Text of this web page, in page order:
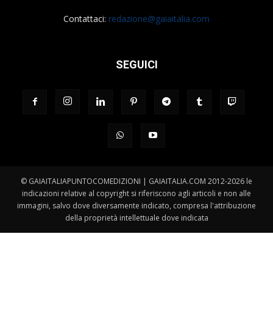
Contattaci: redazione@gaiaitalia.com
SEGUICI
© GAIAITALIAPUNTOCOMEDIZIONI | GAIAITALIA.COM 2012-2026 le
indicazioni relative al copyright si riferiscono agli articoli e non alle
immagini, salvo dove diversamente indicato, compresa l'attribuzione
della proprietà intellettuale dove indicata